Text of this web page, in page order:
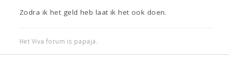
Zodra ik het geld heb laat ik het ook doen.
Het Viva forum is papaja.